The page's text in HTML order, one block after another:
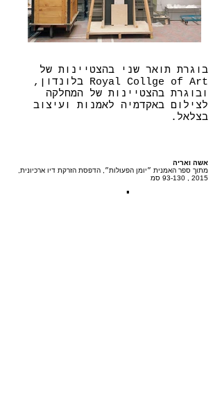
בחזרה לרשימת האמנים
בוגרת תואר שני בהצטיינות של
Royal Collge of Art בלונדון,
ובוגרת בהצטיינות של המחלקה
לצילום באקדמיה לאמנות ועיצוב
בצלאל.
אשה ואריה
מתוך ספר האמנית ״יומן הפעולות״, הדפסת הזרקת דיו ארכיונית,
2015 , 93-130 סמ